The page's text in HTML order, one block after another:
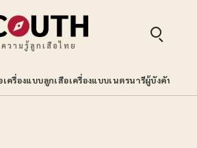
วามรู้ลูกเสือไทย
เครื่องแบบลูกเสือเครื่องแบบเนตรนารีผู้บังคับบัญชา